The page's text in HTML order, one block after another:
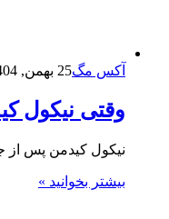
آکس مگ25 بهمن, 1404
وقتی نیکول
نیکول کیدمن پس از
بیشتر بخوانید »